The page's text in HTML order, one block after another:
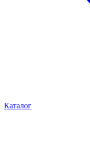
Каталог